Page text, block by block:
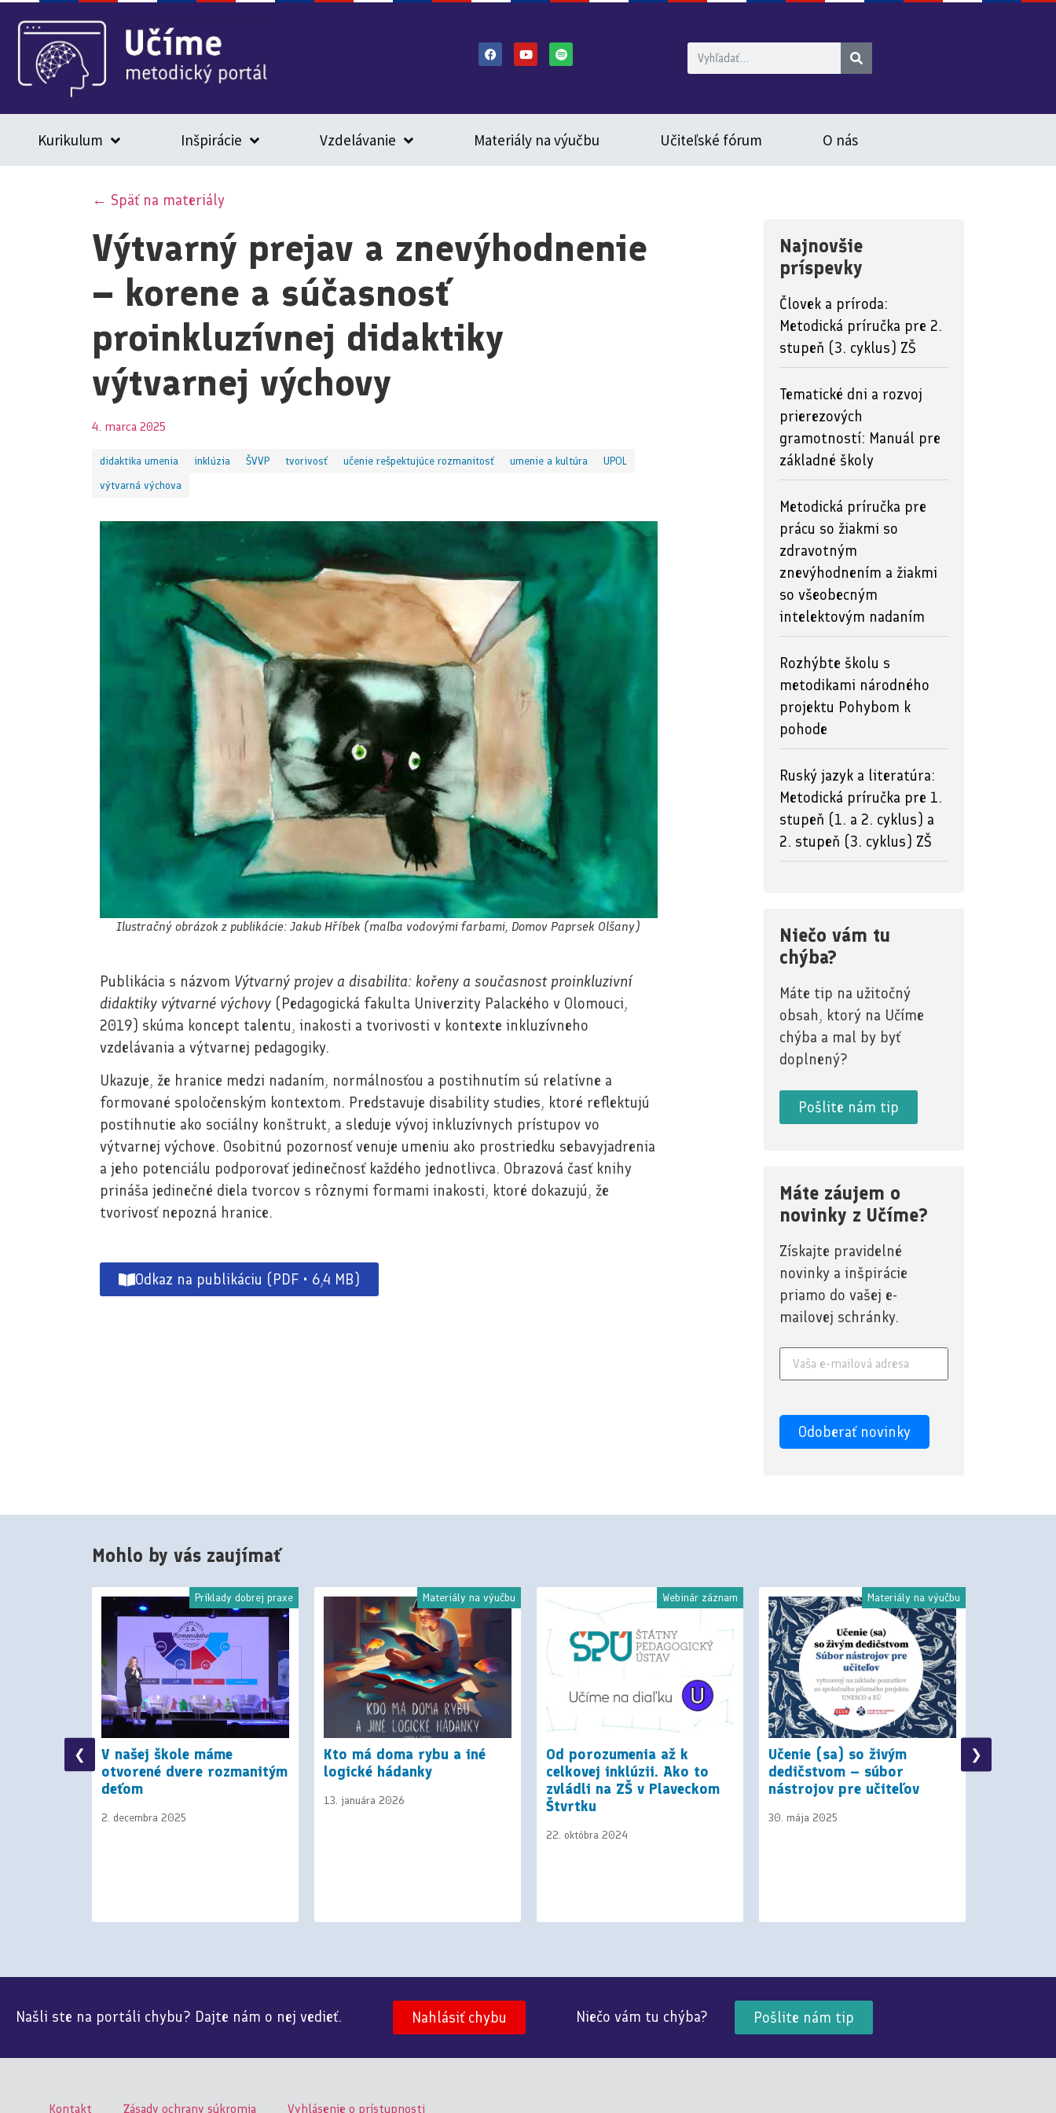
Kurikulum Inšpirácie Vzdelávanie Materiály na výučbu Učiteľské fórum O nás
← Späť na materiály
Výtvarný prejav a znevýhodnenie
– korene a súčasnosť
proinkluzívnej didaktiky
výtvarnej výchovy
4. marca 2025
didaktika umenia inklúzia ŠVVP tvorivosť učenie rešpektujúce rozmanitosť umenie a kultúra
UPOL
výtvarná výchova
Ilustračný obrázok z publikácie: Jakub Hříbek (maľba vodovými farbami, Domov Paprsek Olšany)
Publikácia s názvom Výtvarný projev a disabilita: kořeny a současnost proinkluzivní
didaktiky výtvarné výchovy (Pedagogická fakulta Univerzity Palackého v Olomouci,
2019) skúma koncept talentu, inakosti a tvorivosti v kontexte inkluzívneho
vzdelávania a výtvarnej pedagogiky.
Ukazuje, že hranice medzi nadaním, normálnosťou a postihnutím sú relatívne a
formované spoločenským kontextom. Predstavuje disability studies, ktoré reflektujú
postihnutie ako sociálny konštrukt, a sleduje vývoj inkluzívnych prístupov vo
výtvarnej výchove. Osobitnú pozornosť venuje umeniu ako prostriedku sebavyjadrenia
a jeho potenciálu podporovať jedinečnosť každého jednotlivca. Obrazová časť knihy
prináša jedinečné diela tvorcov s rôznymi formami inakosti, ktoré dokazujú, že
tvorivosť nepozná hranice.
Odkaz na publikáciu (PDF • 6,4 MB)
Najnovšie
príspevky
Človek a príroda:
Metodická príručka pre 2.
stupeň (3. cyklus) ZŠ
Tematické dni a rozvoj
prierezových
gramotností: Manuál pre
základné školy
Metodická príručka pre
prácu so žiakmi so
zdravotným
znevýhodnením a žiakmi
so všeobecným
intelektovým nadaním
Rozhýbte školu s
metodikami národného
projektu Pohybom k
pohode
Ruský jazyk a literatúra:
Metodická príručka pre 1.
stupeň (1. a 2. cyklus) a
2. stupeň (3. cyklus) ZŠ
Niečo vám tu
chýba?
Máte tip na užitočný
obsah, ktorý na Učíme
chýba a mal by byť
doplnený?
Pošlite nám tip
Máte záujem o
novinky z Učíme?
Získajte pravidelné
novinky a inšpirácie
priamo do vašej e-
mailovej schránky.
Mohlo by vás zaujímať
❮
tvorivosť
Príklady dobrej praxe
V našej škole máme
otvorené dvere rozmanitým
deťom
2. decembra 2025
Materiály na výučbu
Kto má doma rybu a iné
logické hádanky
13. januára 2026
Webinár záznam
Od porozumenia až k
celkovej inklúzii. Ako to
zvládli na ZŠ v Plaveckom
Štvrtku
22. októbra 2024
Materiály na výučbu
Učenie (sa) so živým
dedičstvom – súbor
nástrojov pre učiteľov
30. mája 2025
❯
Našli ste na portáli chybu? Dajte nám o nej vedieť. Nahlásiť chybu Niečo vám tu chýba? Pošlite nám tip
Kontakt Zásady ochrany súkromia Vyhlásenie o prístupnosti